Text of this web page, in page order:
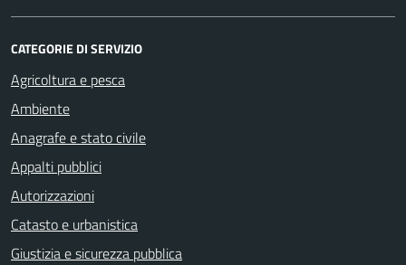
CATEGORIE DI SERVIZIO
Agricoltura e pesca
Ambiente
Anagrafe e stato civile
Appalti pubblici
Autorizzazioni
Catasto e urbanistica
Giustizia e sicurezza pubblica